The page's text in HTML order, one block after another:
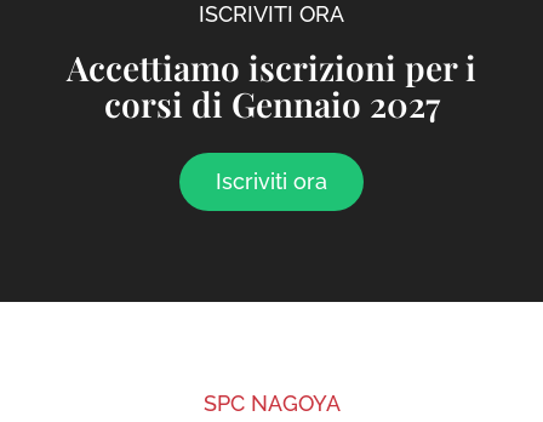
ISCRIVITI ORA
Accettiamo iscrizioni per i
corsi di Gennaio 2027
Iscriviti ora
SPC NAGOYA